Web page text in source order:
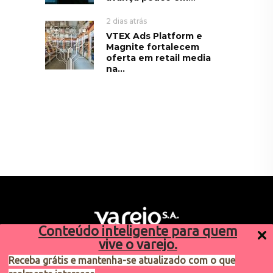
Conteúdo inteligente para quem
vive o varejo.
Receba grátis e mantenha-se atualizado com o que
2 dias atrás
VTEX Ads Platform e
Magnite fortalecem
oferta em retail media
na...